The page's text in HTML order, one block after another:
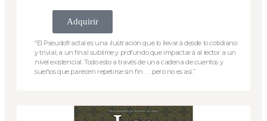
Adquirir
“El Pseudofractal es una ilustración que lo llevará desde lo cotidiano
y trivial, a un final sublime y profundo que impactará al lector a un
nivel existencial. Todo esto a través de una cadena de cuentos y
sueños que parecen repetirse sin fin . . . pero no es así.”